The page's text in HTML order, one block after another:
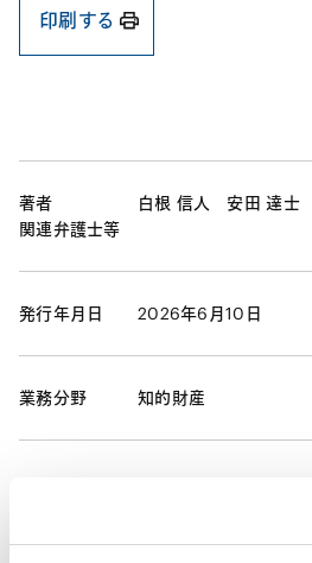
印刷する
著者
関連弁護士等
白根 信人 安田 達士
発行年月日 2026年6月10日
業務分野 知的財産
ニュースレター【知的財産】「